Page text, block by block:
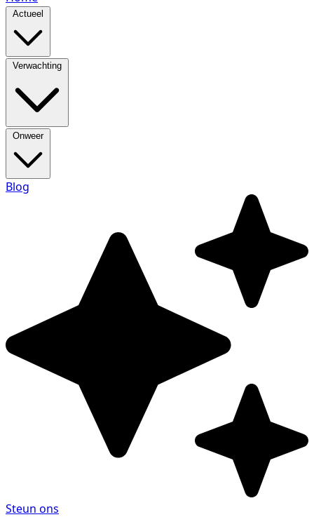
Actueel
Verwachting
Onweer
Blog
Steun ons